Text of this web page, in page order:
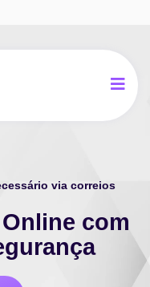
via correios
com